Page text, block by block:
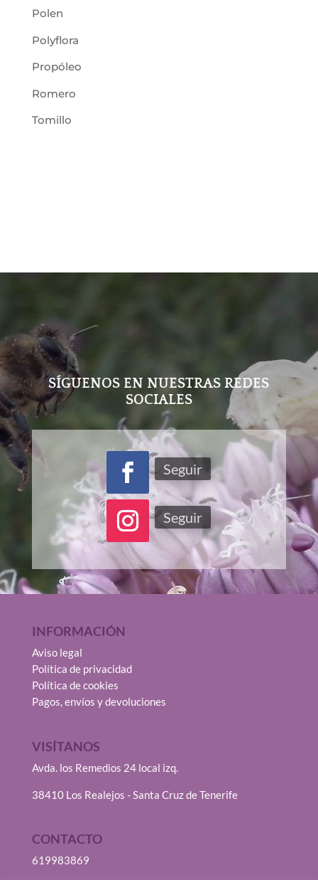
Polen
Polyflora
Propóleo
Romero
Tomillo
SÍGUENOS EN NUESTRAS REDES
SOCIALES
Seguir
Seguir
INFORMACIÓN
Aviso legal
Política de privacidad
Política de cookies
Pagos, envíos y devoluciones
VISÍTANOS
Avda. los Remedios 24 local izq.
38410 Los Realejos - Santa Cruz de Tenerife
CONTACTO
619983869